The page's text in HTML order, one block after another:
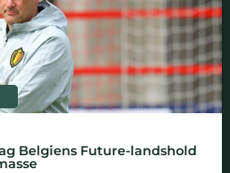
Belgiens Future-landshold